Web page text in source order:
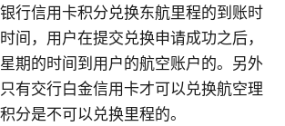
行信用卡积分兑换东航里程的到账时
间，用户在提交兑换申请成功之后，
期的时间到用户的航空账户的。另外
有交行白金信用卡才可以兑换航空理
分是不可以兑换里程的。